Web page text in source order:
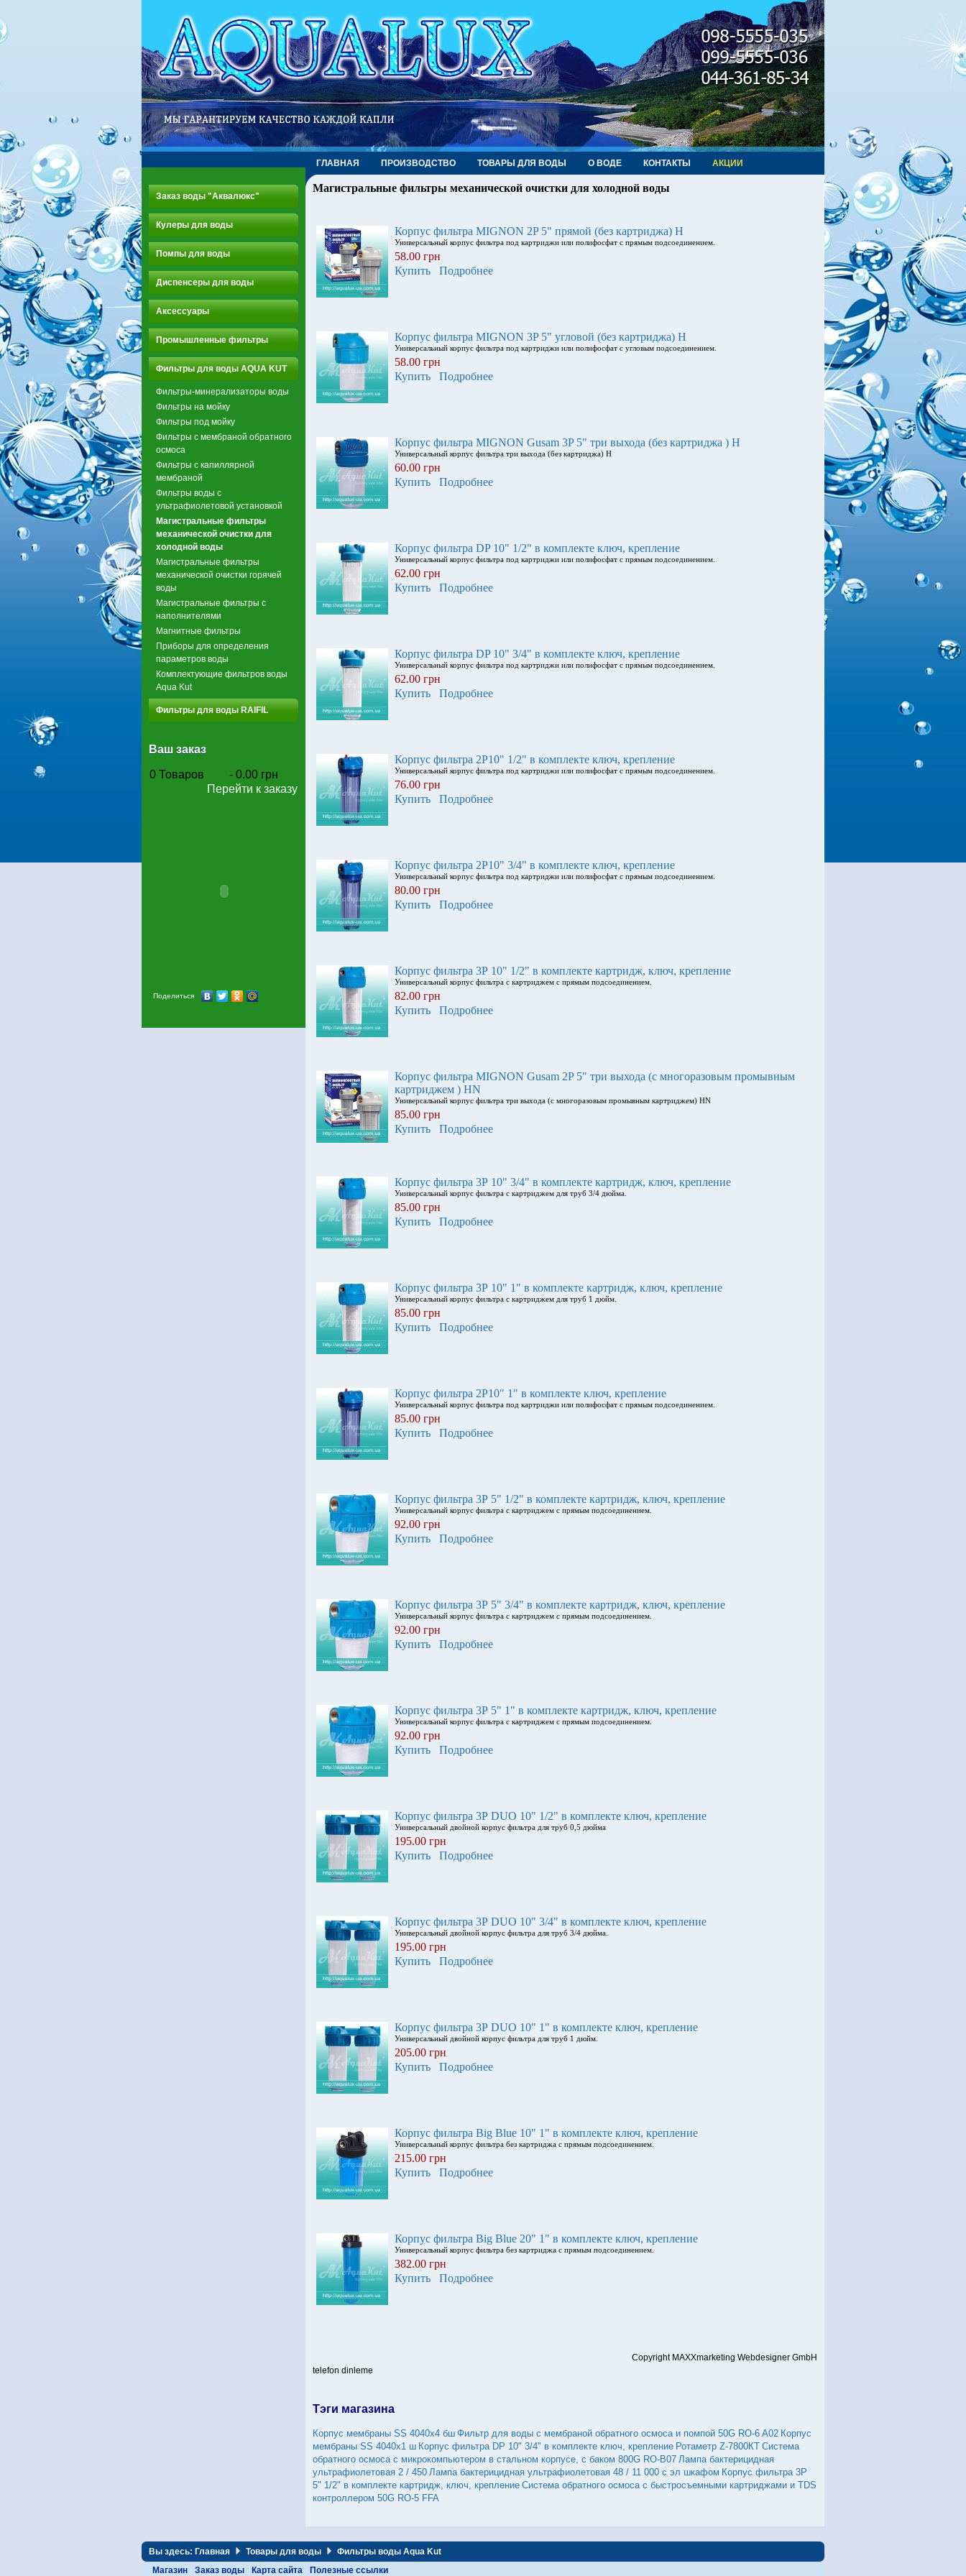
ГЛАВНАЯ ПРОИЗВОДСТВО ТОВАРЫ ДЛЯ ВОДЫ О ВОДЕ КОНТАКТЫ АКЦИИ
Заказ воды "Аквалюкс"
Кулеры для воды
Помпы для воды
Диспенсеры для воды
Аксессуары
Промышленные фильтры
Фильтры для воды AQUA KUT
Фильтры-минерализаторы воды
Фильтры на мойку
Фильтры под мойку
Фильтры с мембраной обратного
осмоса
Фильтры с капиллярной
мембраной
Фильтры воды с
ультрафиолетовой установкой
Магистральные фильтры
механической очистки для
холодной воды
Магистральные фильтры
механической очистки горячей
воды
Магистральные фильтры с
наполнителями
Магнитные фильтры
Приборы для определения
параметров воды
Комплектующие фильтров воды
Aqua Kut
Фильтры для воды RAIFIL
Ваш заказ
0 Товаров - 0.00 грн
Перейти к заказу
Поделиться
Магистральные фильтры механической очистки для холодной воды
Корпус фильтра MIGNON 2P 5" прямой (без картриджа) Н
Универсальный корпус фильтра под картриджи или полифосфат с прямым подсоединением.
58.00 грн
Купить
Подробнее
Корпус фильтра MIGNON 3P 5" угловой (без картриджа) Н
Универсальный корпус фильтра под картриджи или полифосфат с угловым подсоединением.
58.00 грн
Купить
Подробнее
Корпус фильтра MIGNON Gusam 3P 5" три выхода (без картриджа ) H
Универсальный корпус фильтра три выхода (без картриджа) H
60.00 грн
Купить
Подробнее
Корпус фильтра DP 10" 1/2" в комплекте ключ, крепление
Универсальный корпус фильтра под картриджи или полифосфат с прямым подсоединением.
62.00 грн
Купить
Подробнее
Корпус фильтра DP 10" 3/4" в комплекте ключ, крепление
Универсальный корпус фильтра под картриджи или полифосфат с прямым подсоединением.
62.00 грн
Купить
Подробнее
Корпус фильтра 2Р10" 1/2" в комплекте ключ, крепление
Универсальный корпус фильтра под картриджи или полифосфат с прямым подсоединением.
76.00 грн
Купить
Подробнее
Корпус фильтра 2Р10" 3/4" в комплекте ключ, крепление
Универсальный корпус фильтра под картриджи или полифосфат с прямым подсоединением.
80.00 грн
Купить
Подробнее
Корпус фильтра 3Р 10" 1/2" в комплекте картридж, ключ, крепление
Универсальный корпус фильтра с картриджем с прямым подсоединением.
82.00 грн
Купить
Подробнее
Корпус фильтра MIGNON Gusam 2P 5" три выхода (с многоразовым промывным
картриджем ) HN
Универсальный корпус фильтра три выхода (с многоразовым промывным картриджем) HN
85.00 грн
Купить
Подробнее
Корпус фильтра 3Р 10" 3/4" в комплекте картридж, ключ, крепление
Универсальный корпус фильтра с картриджем для труб 3/4 дюйма.
85.00 грн
Купить
Подробнее
Корпус фильтра 3Р 10" 1" в комплекте картридж, ключ, крепление
Универсальный корпус фильтра с картриджем для труб 1 дюйм.
85.00 грн
Купить
Подробнее
Корпус фильтра 2Р10" 1" в комплекте ключ, крепление
Универсальный корпус фильтра под картриджи или полифосфат с прямым подсоединением.
85.00 грн
Купить
Подробнее
Корпус фильтра 3Р 5" 1/2" в комплекте картридж, ключ, крепление
Универсальный корпус фильтра с картриджем с прямым подсоединением.
92.00 грн
Купить
Подробнее
Корпус фильтра 3Р 5" 3/4" в комплекте картридж, ключ, крепление
Универсальный корпус фильтра с картриджем с прямым подсоединением.
92.00 грн
Купить
Подробнее
Корпус фильтра 3Р 5" 1" в комплекте картридж, ключ, крепление
Универсальный корпус фильтра с картриджем с прямым подсоединением.
92.00 грн
Купить
Подробнее
Корпус фильтра 3Р DUO 10" 1/2" в комплекте ключ, крепление
Универсальный двойной корпус фильтра для труб 0,5 дюйма
195.00 грн
Купить
Подробнее
Корпус фильтра 3Р DUO 10" 3/4" в комплекте ключ, крепление
Универсальный двойной корпус фильтра для труб 3/4 дюйма.
195.00 грн
Купить
Подробнее
Корпус фильтра 3Р DUO 10" 1" в комплекте ключ, крепление
Универсальный двойной корпус фильтра для труб 1 дюйм.
205.00 грн
Купить
Подробнее
Корпус фильтра Вig Вlue 10" 1" в комплекте ключ, крепление
Универсальный корпус фильтра без картриджа с прямым подсоединением.
215.00 грн
Купить
Подробнее
Корпус фильтра Вig Вlue 20" 1" в комплекте ключ, крепление
Универсальный корпус фильтра без картриджа с прямым подсоединением.
382.00 грн
Купить
Подробнее
Copyright MAXXmarketing Webdesigner GmbH
telefon dinleme
Тэги магазина
Корпус мембраны SS 4040х4 бш Фильтр для воды с мембраной обратного осмоса и помпой 50G RO-6 A02 Корпус
мембраны SS 4040х1 ш Корпус фильтра DP 10" 3/4" в комплекте ключ, крепление Ротаметр Z-7800КТ Система
обратного осмоса с микрокомпьютером в стальном корпусе, с баком 800G RO-B07 Лампа бактерицидная
ультрафиолетовая 2 / 450 Лампа бактерицидная ультрафиолетовая 48 / 11 000 с эл шкафом Корпус фильтра 3Р
5" 1/2" в комплекте картридж, ключ, крепление Система обратного осмоса с быстpосъемными картриджами и TDS
контроллером 50G RO-5 FFA
Вы здесь: Главная Товары для воды
Фильтры воды Aqua Kut
Магазин
Заказ воды Карта сайта Полезные ссылки